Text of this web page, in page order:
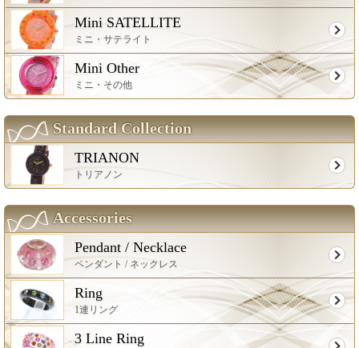
Mini SATELLITE
ミニ・サテライト
Mini Other
ミニ・その他
Standard Collection
TRIANON
トリアノン
Accessories
Pendant / Necklace
ペンダント / ネックレス
Ring
1連リング
3 Line Ring